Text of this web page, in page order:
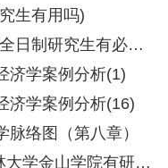
生有用吗)
制研究生有必要吗)
济学案例分析(1)
济学案例分析(16)
络图（第八章）
金山学院有研究生吗